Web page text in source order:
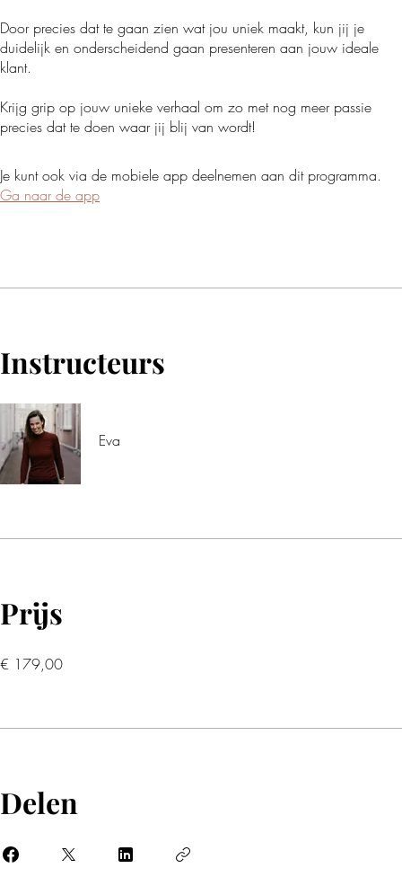
Door precies dat te gaan zien wat jou uniek maakt, kun jij je
duidelijk en onderscheidend gaan presenteren aan jouw ideale
klant.
Krijg grip op jouw unieke verhaal om zo met nog meer passie
precies dat te doen waar jij blij van wordt!
Je kunt ook via de mobiele app deelnemen aan dit programma.
Ga naar de app
Instructeurs
Eva
Prijs
€ 179,00
Delen